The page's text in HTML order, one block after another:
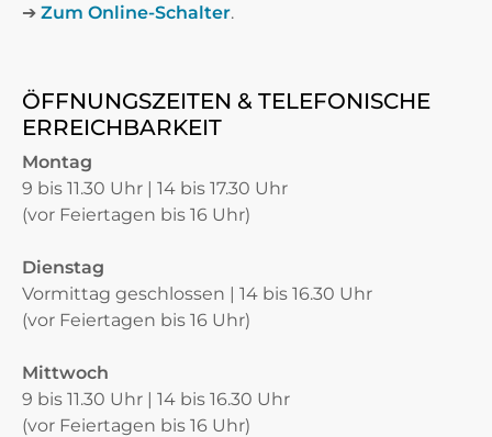
➔ Zum Online-Schalter.
ÖFFNUNGSZEITEN & TELEFONISCHE
ERREICHBARKEIT
Montag
9 bis 11.30 Uhr | 14 bis 17.30 Uhr
(vor Feiertagen bis 16 Uhr)
Dienstag
Vormittag geschlossen | 14 bis 16.30 Uhr
(vor Feiertagen bis 16 Uhr)
Mittwoch
9 bis 11.30 Uhr | 14 bis 16.30 Uhr
(vor Feiertagen bis 16 Uhr)